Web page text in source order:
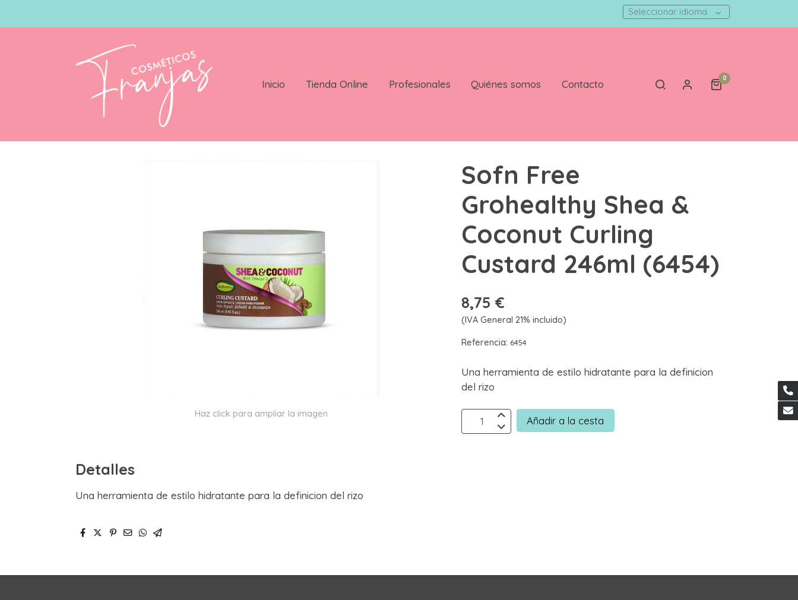
Seleccionar idioma
Inicio Tienda Online Profesionales Quiénes somos Contacto 0
Sofn Free Grohealthy Shea & Coconut Curling Custard 246ml (6454)
Haz click para ampliar la imagen
Detalles
Una herramienta de estilo hidratante para la definicion del rizo
Sofn Free
Grohealthy Shea &
Coconut Curling
Custard 246ml (6454)
8,75 €
(IVA General 21% incluido)
Referencia: 6454
Una herramienta de estilo hidratante para la definicion
del rizo
Añadir a la cesta